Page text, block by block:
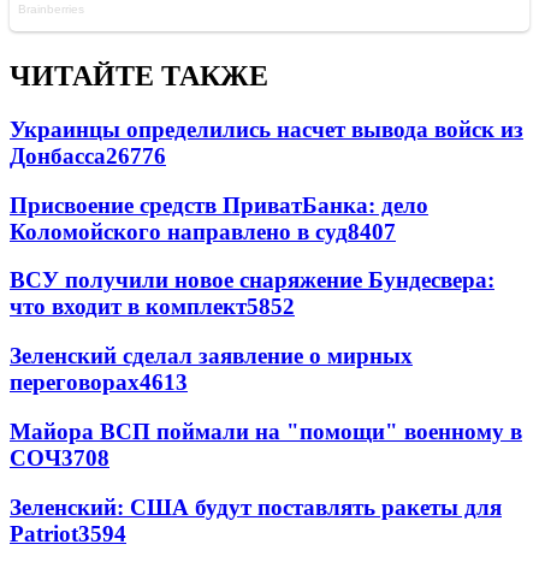
ЧИТАЙТЕ ТАКЖЕ
Украинцы определились насчет вывода войск из
Донбасса26776
Присвоение средств ПриватБанка: дело
Коломойского направлено в суд8407
ВСУ получили новое снаряжение Бундесвера:
что входит в комплект5852
Зеленский сделал заявление о мирных
переговорах4613
Майора ВСП поймали на "помощи" военному в
СОЧ3708
Зеленский: США будут поставлять ракеты для
Patriot3594